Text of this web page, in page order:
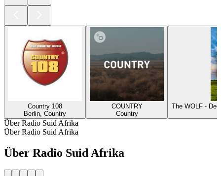
Country 108
Berlin, Country
COUNTRY
Country
The WOLF -
Über Radio Suid Afrika
Über Radio Suid Afrika
Über Radio Suid Afrika